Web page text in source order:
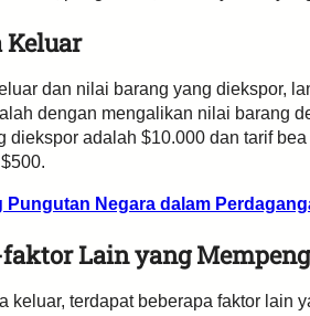
Keluar
dan nilai barang yang diekspor,
dengan mengalikan nilai barang
diekspor adalah $10.000 dan tarif
Pungutan Negara dalam
Lain yang
keluar, terdapat beberapa faktor lain